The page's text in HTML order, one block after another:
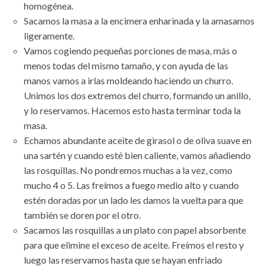
homogénea.
Sacamos la masa a la encimera enharinada y la amasamos
ligeramente.
Vamos cogiendo pequeñas porciones de masa, más o
menos todas del mismo tamaño, y con ayuda de las
manos vamos a irlas moldeando haciendo un churro.
Unimos los dos extremos del churro, formando un anillo,
y lo reservamos. Hacemos esto hasta terminar toda la
masa.
Echamos abundante aceite de girasol o de oliva suave en
una sartén y cuando esté bien caliente, vamos añadiendo
las rosquillas. No pondremos muchas a la vez, como
mucho 4 o 5. Las freímos a fuego medio alto y cuando
estén doradas por un lado les damos la vuelta para que
también se doren por el otro.
Sacamos las rosquillas a un plato con papel absorbente
para que elimine el exceso de aceite. Freímos el resto y
luego las reservamos hasta que se hayan enfriado